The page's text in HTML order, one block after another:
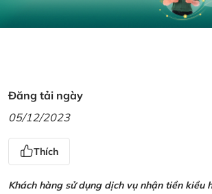
Đăng tải ngày
05/12/2023
Thích
Khách hàng sử dụng dịch vụ nhận tiền kiều